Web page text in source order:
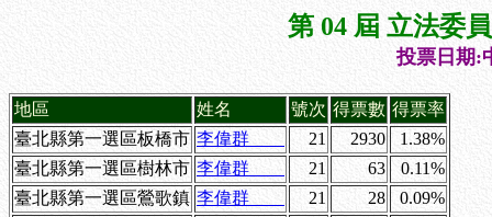
第 04 屆 立法委
投票日期:
地區 姓名 號次 得票數 得票率
臺北縣第一選區板橋市 李偉群 21 2930
1.38%
臺北縣第一選區樹林市 李偉群 21 63
0.11%
臺北縣第一選區鶯歌鎮 李偉群 21 28
0.09%